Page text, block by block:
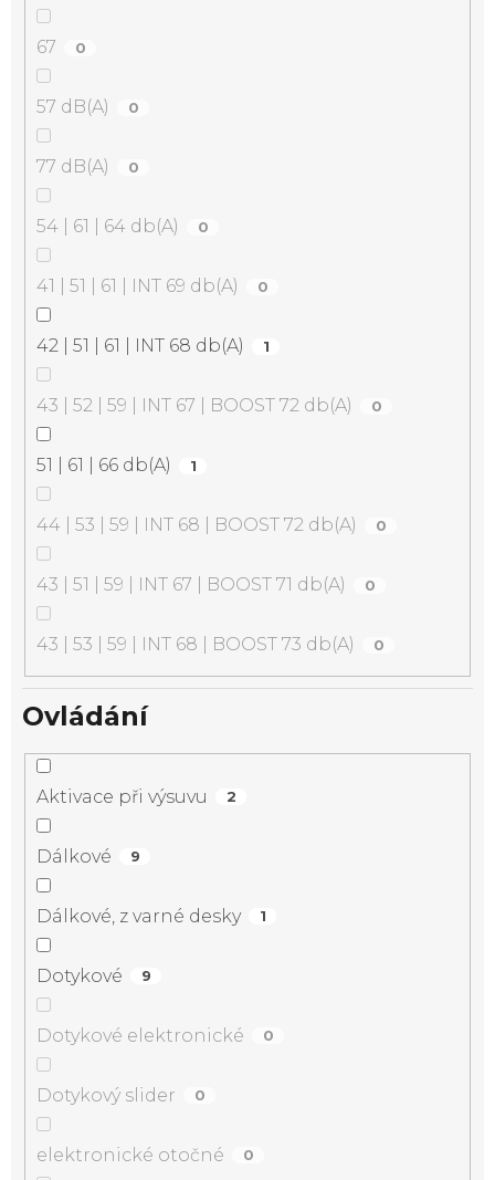
67 0
57 dB(A) 0
77 dB(A) 0
54 | 61 | 64 db(A) 0
41 | 51 | 61 | INT 69 db(A) 0
42 | 51 | 61 | INT 68 db(A) 1
43 | 52 | 59 | INT 67 | BOOST 72 db(A) 0
51 | 61 | 66 db(A) 1
44 | 53 | 59 | INT 68 | BOOST 72 db(A) 0
43 | 51 | 59 | INT 67 | BOOST 71 db(A) 0
43 | 53 | 59 | INT 68 | BOOST 73 db(A) 0
Ovládání
Aktivace při výsuvu 2
Dálkové 9
Dálkové, z varné desky 1
Dotykové 9
Dotykové elektronické 0
Dotykový slider 0
elektronické otočné 0